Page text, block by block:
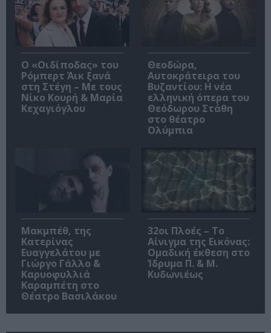
O «Οιδίποδας» του
Ρόμπερτ Άικ ξανά
στη Στέγη – Με τους
Νίκο Κουρή & Μαρία
Κεχαγιόγλου
Θεοδώρα,
Αυτοκράτειρα του
Βυζαντίου: Η νέα
ελληνική όπερα του
Θεόδωρου Στάθη
στο θέατρο
Ολύμπια
Μακμπέθ, της
Κατερίνας
Ευαγγελάτου με
Γιώργο Γάλλο &
Καρυοφυλλιά
Καραμπέτη στο
Θέατρο Βασιλάκου
32οι Πλοές – Το
Αίνιγμα της Εικόνας:
Ομαδική έκθεση στο
Ίδρυμα Π. & Μ.
Κυδωνιέως